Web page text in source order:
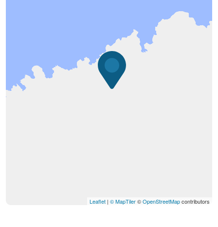
Leaflet | © MapTiler©OpenStreetMapcontributors